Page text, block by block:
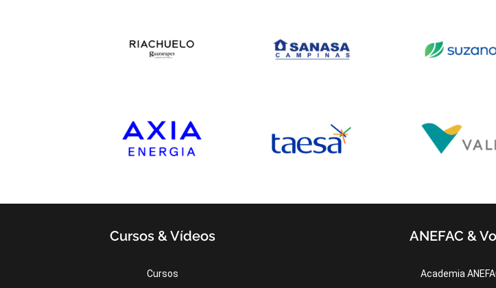
Cursos & Vídeos
Cursos
ANEFAC &
Academia